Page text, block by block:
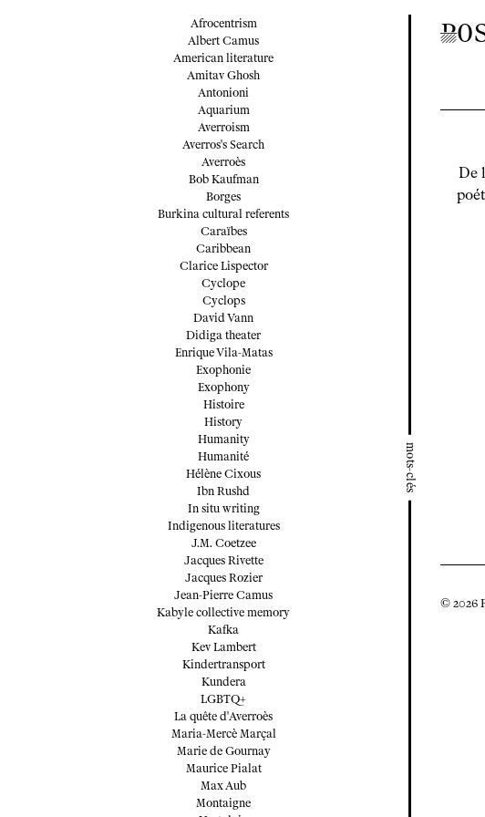
mots-clés
Afrocentrism
Albert Camus
American literature
Amitav Ghosh
Antonioni
Aquarium
Averroism
Averros's Search
Averroès
Bob Kaufman
Borges
Burkina cultural referents
Caraïbes
Caribbean
Clarice Lispector
Cyclope
Cyclops
David Vann
Didiga theater
Enrique Vila-Matas
Exophonie
Exophony
Histoire
History
Humanity
Humanité
Hélène Cixous
Ibn Rushd
In situ writing
Indigenous literatures
J.M. Coetzee
Jacques Rivette
Jacques Rozier
Jean-Pierre Camus
Kabyle collective memory
Kafka
Kev Lambert
Kindertransport
Kundera
LGBTQ+
La quête d'Averroès
Maria-Mercè Marçal
Marie de Gournay
Maurice Pialat
Max Aub
Montaigne
P
De
© 2026